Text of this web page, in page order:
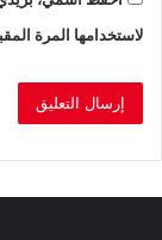
لاستخدامها المرة